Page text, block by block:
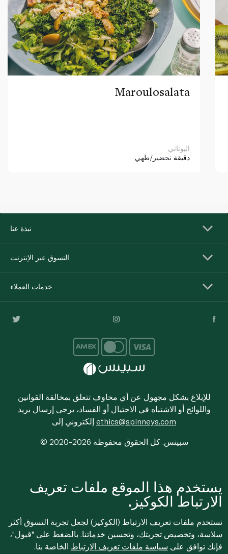
Maroulosalata
اليوناني
دقيقة تحضير/طهي
نبذة عنا
التسوق عبر الإنترنت
خدمات العملاء
للإبلاغ بشكل مجهول عن أي مخاوف تتعلق بمخالفة القوانين
واللوائح أو الاشتباه في الاحتيال أو الفساد، يرجى إرسال بريد
ethics@spinneys.com
© 2020-2026 سبينس. كل الحقوق محفوظة
يستخدم هذا الموقع ملفات تعريف
الارتباط الكوكيز.
نستخدم ملفات تعريف الارتباط (الكوكيز) لجعل تجربة التسوق أكثر
سلاسة، وتخصيص تجربتك، وتحسين خدماتنا. بالضغط على "قبول"،
فإنك توافق على سياسة ملفات تعريف الارتباط الخاصة بنا.